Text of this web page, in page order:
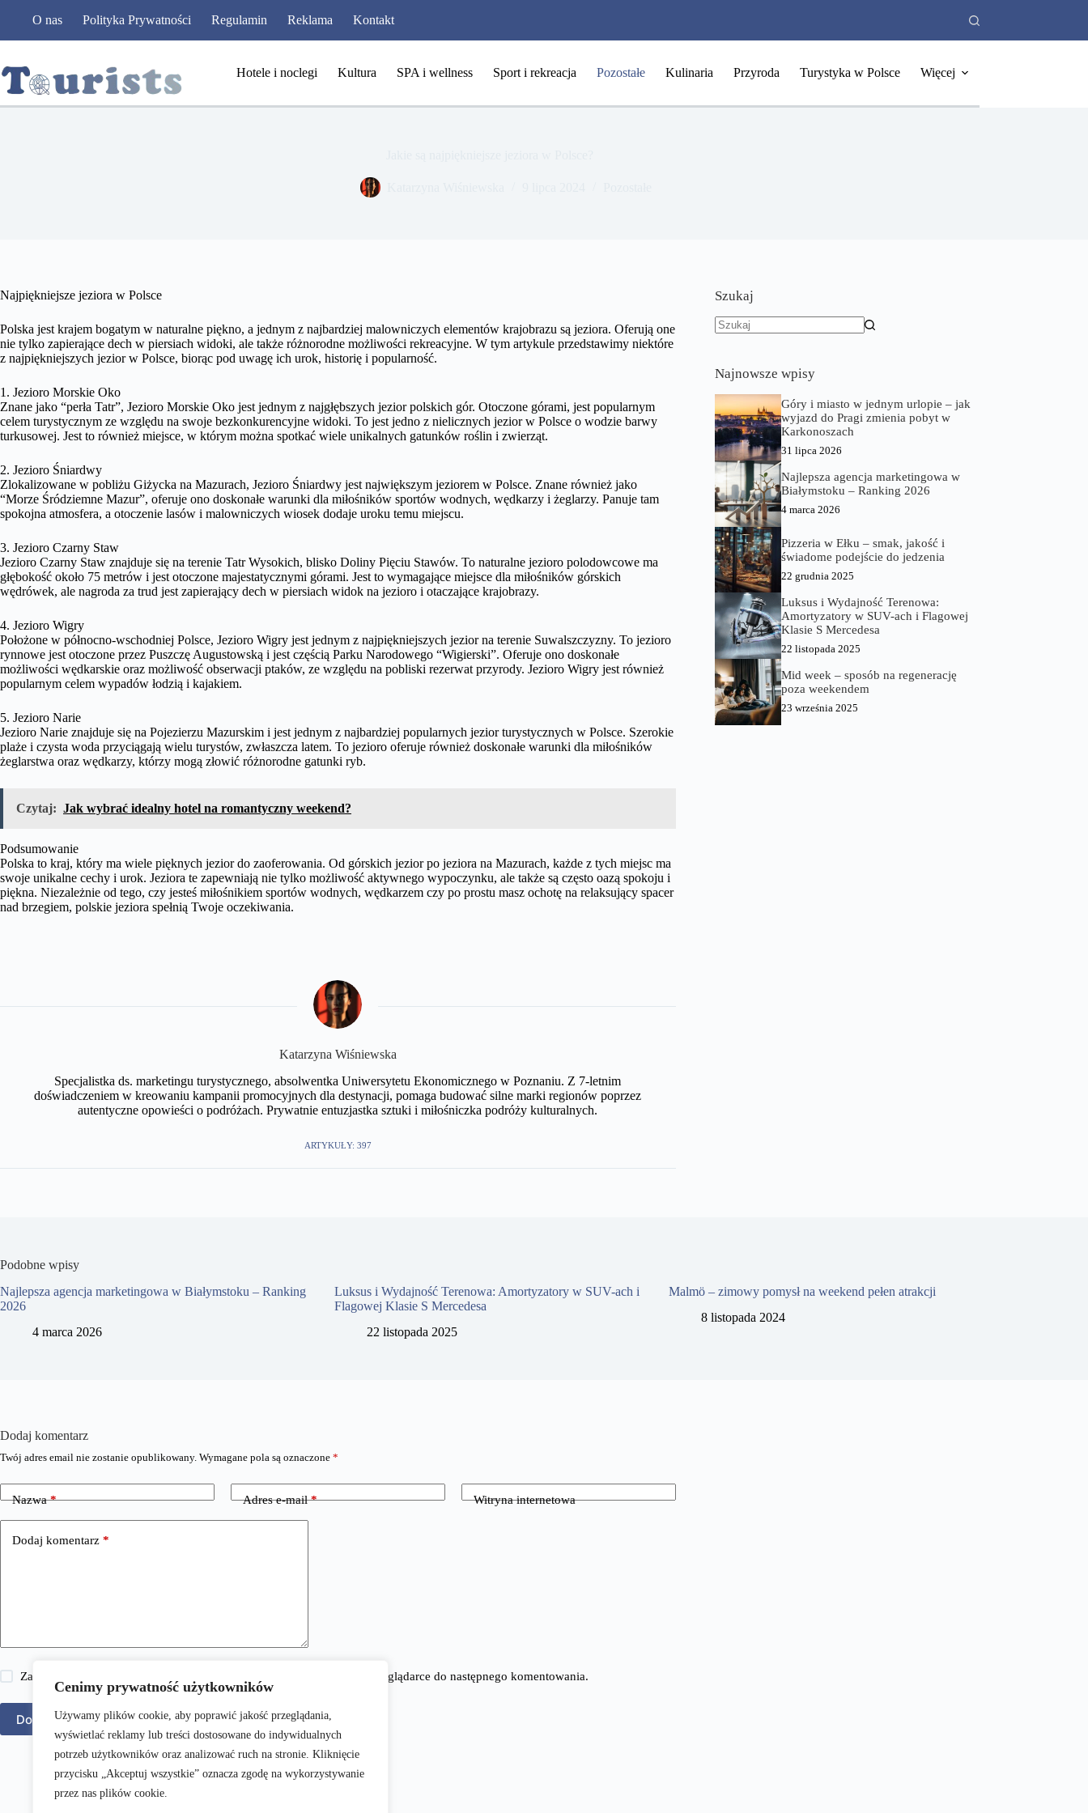
Cenimy prywatność użytkowników
Używamy plików cookie, aby poprawić jakość przeglądania,
wyświetlać reklamy lub treści dostosowane do indywidualnych
potrzeb użytkowników oraz analizować ruch na stronie. Kliknięcie
przycisku „Akceptuj wszystkie” oznacza zgodę na wykorzystywanie
przez nas plików cookie.
O nas Polityka Prywatności Regulamin Reklama Kontakt
Hotele i noclegi Kultura SPA i wellness Sport i rekreacja Pozostałe Kulinaria Przyroda Turystyka w Polsce Więcej
Najpiękniejsze jeziora w Polsce
Polska jest krajem bogatym w naturalne piękno, a jednym z najbardziej malowniczych elementów krajobrazu są jeziora. Oferują one
nie tylko zapierające dech w piersiach widoki, ale także różnorodne możliwości rekreacyjne. W tym artykule przedstawimy niektóre
z najpiękniejszych jezior w Polsce, biorąc pod uwagę ich urok, historię i popularność.
1. Jezioro Morskie Oko
Znane jako “perła Tatr”, Jezioro Morskie Oko jest jednym z najgłębszych jezior polskich gór. Otoczone górami, jest popularnym
celem turystycznym ze względu na swoje bezkonkurencyjne widoki. To jest jedno z nielicznych jezior w Polsce o wodzie barwy
turkusowej. Jest to również miejsce, w którym można spotkać wiele unikalnych gatunków roślin i zwierząt.
2. Jezioro Śniardwy
Zlokalizowane w pobliżu Giżycka na Mazurach, Jezioro Śniardwy jest największym jeziorem w Polsce. Znane również jako
“Morze Śródziemne Mazur”, oferuje ono doskonałe warunki dla miłośników sportów wodnych, wędkarzy i żeglarzy. Panuje tam
spokojna atmosfera, a otoczenie lasów i malowniczych wiosek dodaje uroku temu miejscu.
3. Jezioro Czarny Staw
Jezioro Czarny Staw znajduje się na terenie Tatr Wysokich, blisko Doliny Pięciu Stawów. To naturalne jezioro polodowcowe ma
głębokość około 75 metrów i jest otoczone majestatycznymi górami. Jest to wymagające miejsce dla miłośników górskich
wędrówek, ale nagroda za trud jest zapierający dech w piersiach widok na jezioro i otaczające krajobrazy.
4. Jezioro Wigry
Położone w północno-wschodniej Polsce, Jezioro Wigry jest jednym z najpiękniejszych jezior na terenie Suwalszczyzny. To jezioro
rynnowe jest otoczone przez Puszczę Augustowską i jest częścią Parku Narodowego “Wigierski”. Oferuje ono doskonałe
możliwości wędkarskie oraz możliwość obserwacji ptaków, ze względu na pobliski rezerwat przyrody. Jezioro Wigry jest również
popularnym celem wypadów łodzią i kajakiem.
5. Jezioro Narie
Jezioro Narie znajduje się na Pojezierzu Mazurskim i jest jednym z najbardziej popularnych jezior turystycznych w Polsce. Szerokie
plaże i czysta woda przyciągają wielu turystów, zwłaszcza latem. To jezioro oferuje również doskonałe warunki dla miłośników
żeglarstwa oraz wędkarzy, którzy mogą złowić różnorodne gatunki ryb.
Czytaj: Jak wybrać idealny hotel na romantyczny weekend?
Podsumowanie
Polska to kraj, który ma wiele pięknych jezior do zaoferowania. Od górskich jezior po jeziora na Mazurach, każde z tych miejsc ma
swoje unikalne cechy i urok. Jeziora te zapewniają nie tylko możliwość aktywnego wypoczynku, ale także są często oazą spokoju i
piękna. Niezależnie od tego, czy jesteś miłośnikiem sportów wodnych, wędkarzem czy po prostu masz ochotę na relaksujący spacer
nad brzegiem, polskie jeziora spełnią Twoje oczekiwania.
Katarzyna Wiśniewska
Specjalistka ds. marketingu turystycznego, absolwentka Uniwersytetu Ekonomicznego w Poznaniu. Z 7-letnim
doświadczeniem w kreowaniu kampanii promocyjnych dla destynacji, pomaga budować silne marki regionów poprzez
autentyczne opowieści o podróżach. Prywatnie entuzjastka sztuki i miłośniczka podróży kulturalnych.
ARTYKUŁY: 397
Szukaj
Najnowsze wpisy
Góry i miasto w jednym urlopie – jak
wyjazd do Pragi zmienia pobyt w
Karkonoszach
31 lipca 2026
Najlepsza agencja marketingowa w
Białymstoku – Ranking 2026
4 marca 2026
Pizzeria w Ełku – smak, jakość i
świadome podejście do jedzenia
22 grudnia 2025
Luksus i Wydajność Terenowa:
Amortyzatory w SUV-ach i Flagowej
Klasie S Mercedesa
22 listopada 2025
Mid week – sposób na regenerację
poza weekendem
23 września 2025
Podobne wpisy
Najlepsza agencja marketingowa w Białymstoku – Ranking
2026
4 marca 2026
Luksus i Wydajność Terenowa: Amortyzatory w SUV-ach i
Flagowej Klasie S Mercedesa
22 listopada 2025
Malmö – zimowy pomysł na weekend pełen atrakcji
8 listopada 2024
Dodaj komentarz
Twój adres email nie zostanie opublikowany. Wymagane pola są oznaczone *
Nazwa* Adres e-mail* Witryna internetowa
Dodaj komentarz *
Zapisz moje imię i nazwisko, adres e-mail i stronę internetową w tej przeglądarce do następnego komentowania.
Dodaj komentarz